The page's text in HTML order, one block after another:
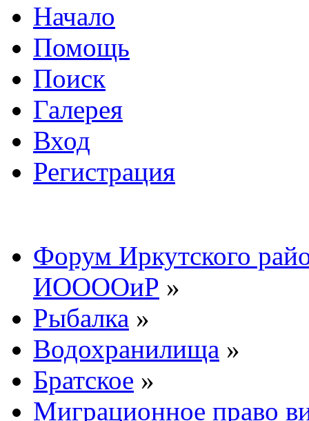
Начало
Помощь
Поиск
Галерея
Вход
Регистрация
Форум Иркутского
ИООООиР »
Рыбалка »
Водохранилища »
Братское »
Миграционное право